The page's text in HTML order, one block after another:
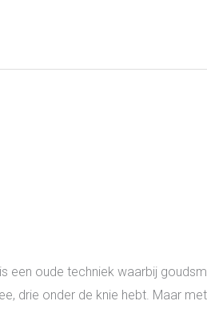
een oude techniek waarbij
drie onder de knie hebt. Maar